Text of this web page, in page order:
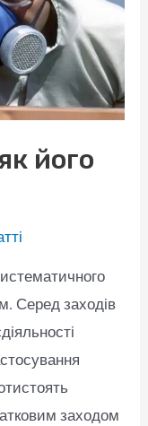
його
Серед заходів
заходом